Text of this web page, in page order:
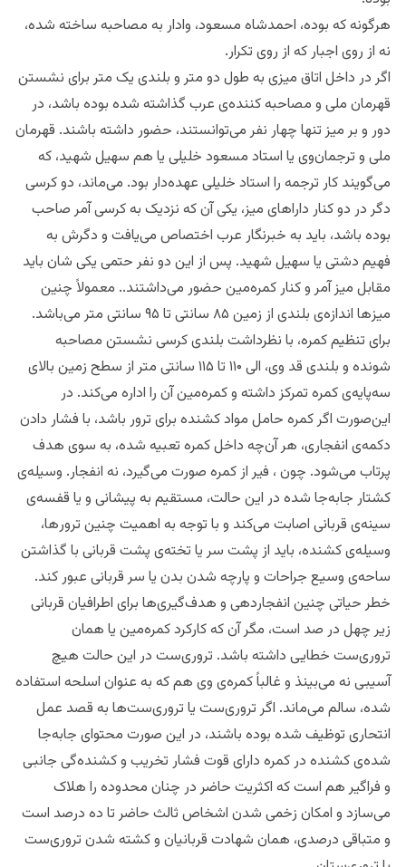
هرگونه که بوده، احمدشاه مسعود، وادار به مصاحبه ساخته شده،
نه از روی اجبار که از روی تکرار.
اگر در داخل اتاق میزی به طول دو متر و بلندی یک متر برای نشستن
قهرمان ملی و مصاحبه کننده‌ی عرب گذاشته شده بوده باشد، در
دور و بر میز تنها چهار نفر می‌توانستند، حضور داشته باشند. قهرمان
ملی و ترجمان‌وی یا استاد مسعود خلیلی یا هم سهیل شهید، که
می‌گویند کار ترجمه را استاد خلیلی عهده‌دار بود. می‌‌ماند، دو کرسی
دگر در دو کنار داراهای میز، یکی آن که نزدیک به کرسی آمر صاحب
بوده باشد، باید به خبرنگار عرب اختصاص می‌‌یافت‌ و دگرش به
فهیم دشتی یا سهیل شهید. پس از این دو نفر حتمی یکی شان باید
مقابل میز آمر و کنار کمره‌مین حضور می‌‌داشتند.. معمولاً چنین
میز‌ها اندازه‌ی بلندی از زمین ۸۵ سانتی تا ۹۵ سانتی متر می‌باشد.
برای تنظیم کمره، با نظرداشت بلندی کرسی نشستن مصاحبه
شونده و بلندی قد وی، الی ۱۱۰ تا ۱۱۵ سانتی متر از سطح زمین بالای
سه‌پایه‌ی کمره تمرکز داشته و کمره‌مین آن را اداره می‌کند. در
این‌صورت اگر کمره حامل مواد کشنده برای ترور باشد، با فشار دادن
دکمه‌ی انفجاری، هر آن‌چه داخل کمره تعبیه شده، به سوی هدف
پرتاب می‌شود. چون ، فیر از کمره صورت می‌گیرد، نه انفجار. وسیله‌ی
کشتار جا‌به‌جا شده در این حالت، مستقیم به پیشانی و یا قفسه‌ی
سینه‌ی قربانی اصابت می‌کند و با توجه به اهمیت چنین ترور‌ها،
وسیله‌ی کشنده، باید از پشت سر یا تخته‌ی پشت قربانی با گذاشتن
ساحه‌ی وسیع جراحات و پارچه شدن بدن یا سر قربانی عبور کند.
خطر حیاتی چنین انفجاردهی و هدف‌گیری‌ها برای اطرافیان قربانی
زیر چهل در صد است، مگر آن که کارکرد کمره‌مین یا همان
تروری‌ست خطایی داشته باشد. تروری‌ست در این حالت هیچ
آسیبی نه می‌بینذ و غالباً کمره‌ی وی هم که به عنوان اسلحه استفاده
شده، سالم می‌ماند. اگر تروری‌ست یا تروری‌ست‌ها به قصد عمل
انتحاری توظیف شده بوده باشند، در این صورت محتوای جا‌به‌جا
شده‌ی کشنده در کمره دارای قوت فشار تخریب و کشنده‌گی جانبی
و فراگیر هم است که اکثریت حاضر در چنان محدوده را هلاک
می‌سازد و امکان زخمی‌ شدن اشخاص ثالث حاضر تا ده درصد است
و متباقی درصدی، همان شهادت قربانیان و کشته شدن تروری‌ست